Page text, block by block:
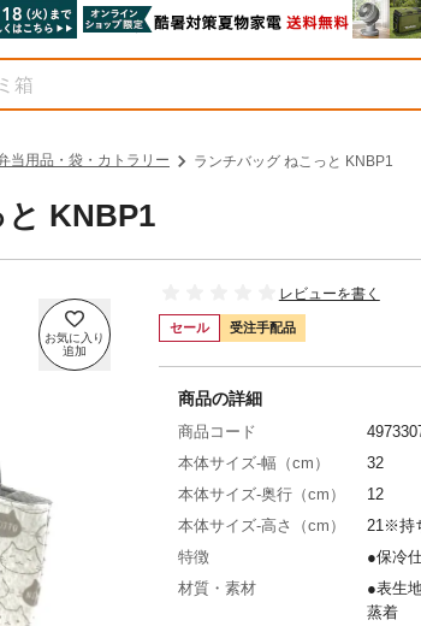
当用品・袋・カトラリー ランチバッグ ねこっと KNBP1
KNBP1
レビューを書く
セール 受注手配品
商品の詳細
商品コード
本体サイズ-幅（cm）
32
本体サイズ-奥行（cm）
12
本体サイズ-高さ（cm）
21※持
特徴
●保冷
材質・素材
●表生
蒸着